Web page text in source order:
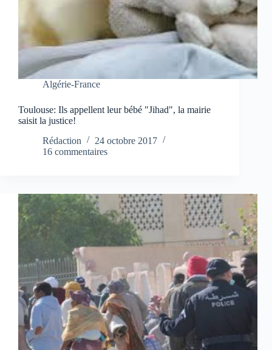
Algérie-France
Toulouse: Ils appellent leur bébé "Jihad", la mairie
saisit la justice!
Rédaction
24 octobre 2017
16 commentaires